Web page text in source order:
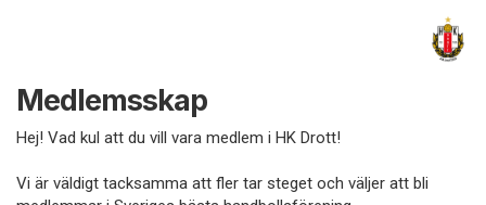
Medlemsskap
Hej! Vad kul att du vill vara medlem i HK Drott!
Vi är väldigt tacksamma att fler tar steget och väljer att bli